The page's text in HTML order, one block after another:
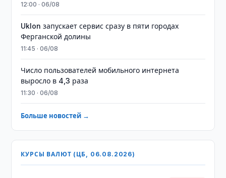
12:00 · 06/08
Uklon запускает сервис сразу в пяти городах
Ферганской долины
11:45 · 06/08
Число пользователей мобильного интернета
выросло в 4,3 раза
11:30 · 06/08
Больше новостей →
КУРСЫ ВАЛЮТ (ЦБ, 06.08.2026)